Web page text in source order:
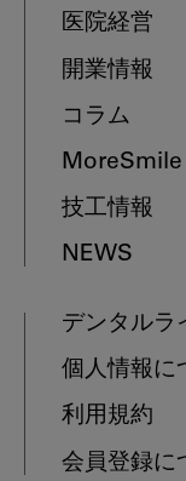
医院経営
開業情報
コラム
MoreSmile
技工情報
NEWS
デンタルラ
個人情報に
利用規約
会員登録に